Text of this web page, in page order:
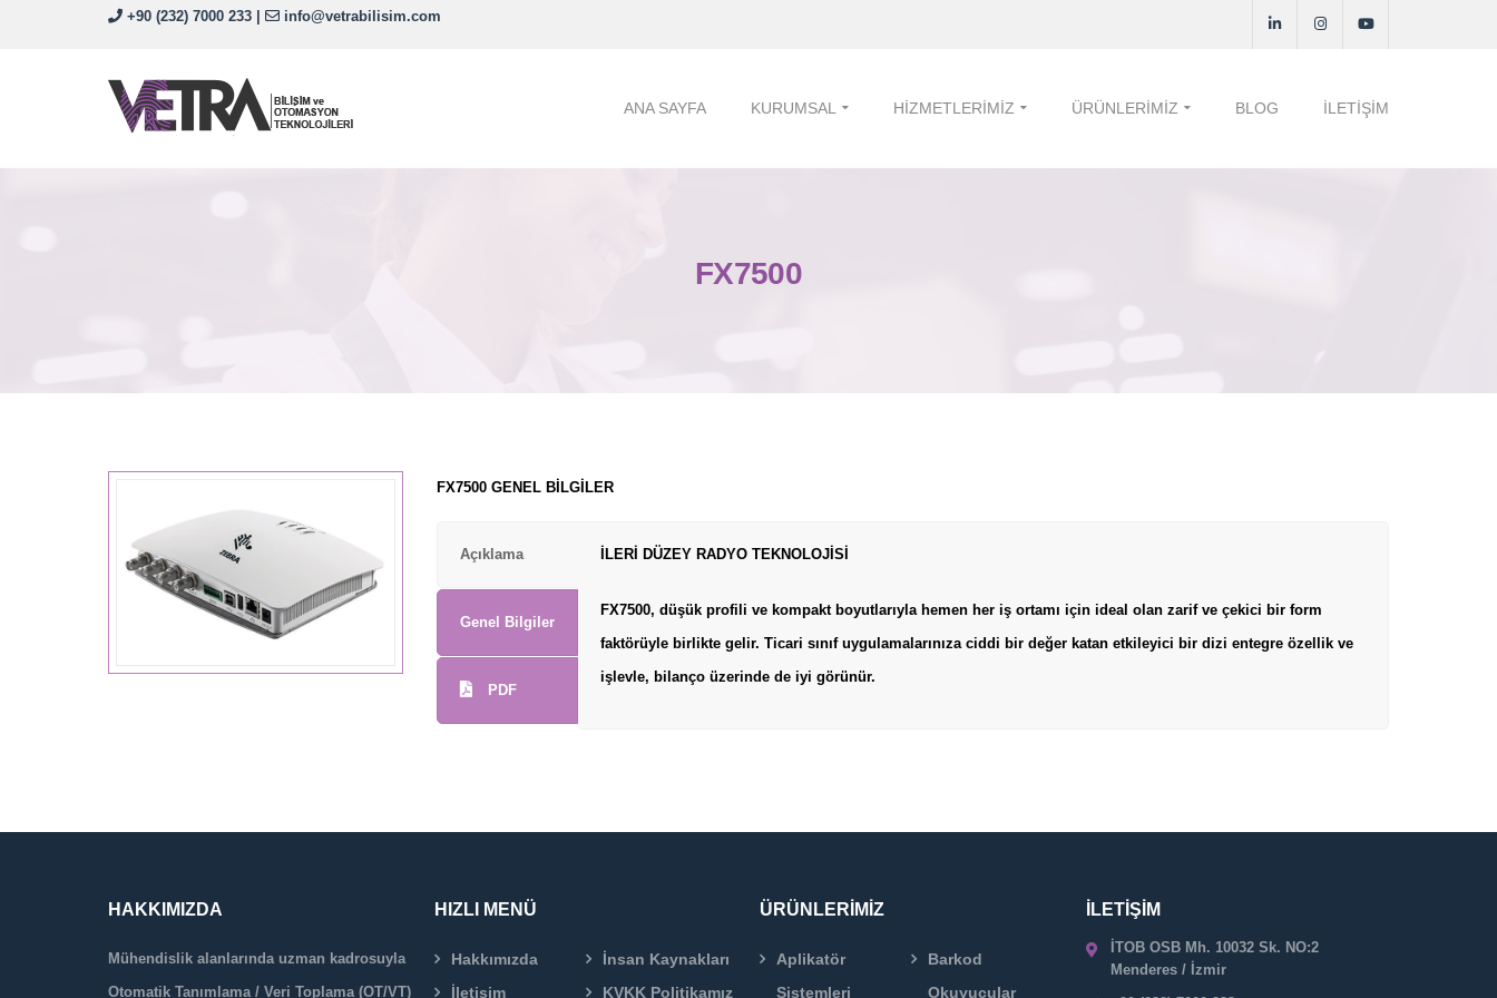
+90 (232) 7000 233 info@vetrabilisim.com
ANA SAYFA KURUMSAL HIZMETLERIMIZ ÜRÜNLERIMIZ BLOG İLETIŞIM
FX7500
FX7500 GENEL BİLGİLER
Açıklama
Genel Bilgiler
PDF
İLERİ DÜZEY RADYO TEKNOLOJİSİ
FX7500, düşük profili ve kompakt boyutlarıyla hemen her iş ortamı için ideal olan zarif ve çekici bir form
faktörüyle birlikte gelir. Ticari sınıf uygulamalarınıza ciddi bir değer katan etkileyici bir dizi entegre özellik ve
işlevle, bilanço üzerinde de iyi görünür.
HAKKIMIZDA
Mühendislik alanlarında uzman kadrosuyla
Otomatik Tanımlama / Veri Toplama (OT/VT)
HIZLI MENÜ
Hakkımızda
İnsan Kaynakları
İletişim
KVKK Politikamız
ÜRÜNLERİMİZ
Aplikatör
Sistemleri
Barkod
Okuyucular
İLETİŞİM
İTOB OSB Mh. 10032 Sk. NO:2
Menderes / İzmir